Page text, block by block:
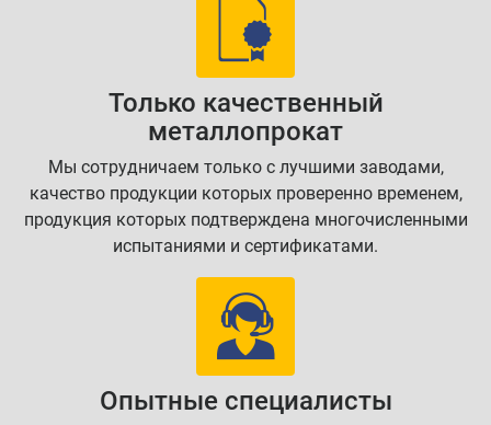
Только качественный
металлопрокат
Мы сотрудничаем только с лучшими заводами,
качество продукции которых проверенно временем,
продукция которых подтверждена многочисленными
испытаниями и сертификатами.
Опытные специалисты